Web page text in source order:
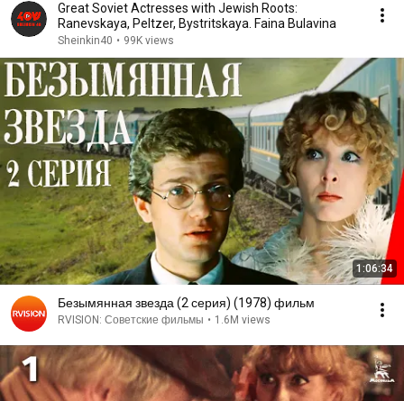
Great Soviet Actresses with Jewish Roots:
Ranevskaya, Peltzer, Bystritskaya. Faina Bulavina
Sheinkin40 • 99K views
1:06:34
Безымянная звезда (2 серия) (1978) фильм
RVISION: Советские фильмы • 1.6M views